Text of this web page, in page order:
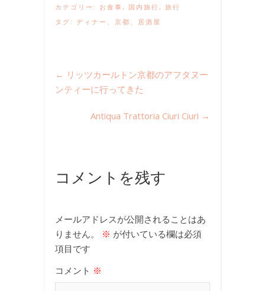
カテゴリー: お食事, 国内旅行, 旅行
タグ: ディナー 、 京都 、 居酒屋
← リッツカールトン京都のアフタヌー
ンティーに行ってきた
Antiqua Trattoria Ciuri Ciuri →
コメントを残す
メールアドレスが公開されることはあ
りません。
※ が付いている欄は必須
項目です
コメント ※